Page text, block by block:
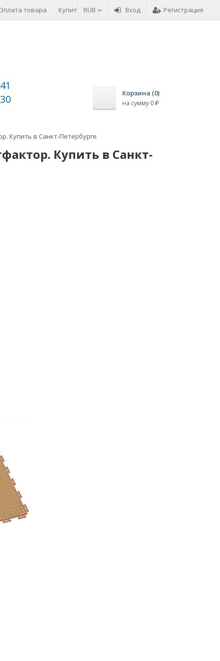
RUB Вход Регистрация
товара Купить в кредит Возврат товара
Корзина (0)
на сумму 0 ₽
Купить в Санкт-Петербурге
Купить в Санкт-